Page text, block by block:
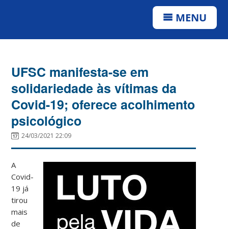
MENU
UFSC manifesta-se em
solidariedade às vítimas da
Covid-19; oferece acolhimento
psicológico
24/03/2021 22:09
A
Covid-
19 já
tirou
mais
de